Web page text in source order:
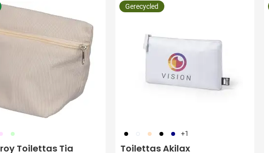
362
Toilettas Tia
001 002 357 005 536 +1
Toilettas Akilax
Gerecycled